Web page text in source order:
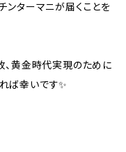
ンターマニが届くことを
、黄金時代実現のために
ば幸いです✨